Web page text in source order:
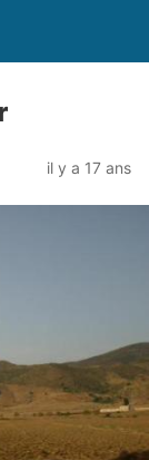
il y a 17 ans